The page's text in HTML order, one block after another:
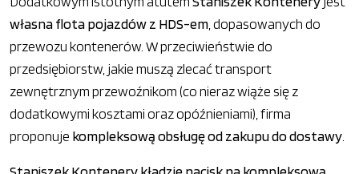
własna flota pojazdów z HDS-em, dopasowanych do
przewozu kontenerów. W przeciwieństwie do
przedsiębiorstw, jakie muszą zlecać transport
zewnętrznym przewoźnikom (co nieraz wiąże się z
dodatkowymi kosztami oraz opóźnieniami), firma
proponuje kompleksową obsługę od zakupu do dostawy.